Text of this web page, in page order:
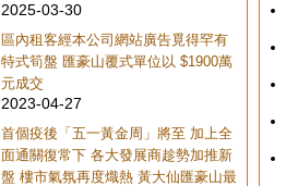
2025-03-30
區內租客經本公司網站廣告覓得罕有
特式筍盤 匯豪山覆式單位以 $1900萬
元成交
2023-04-27
首個疫後「五一黃金周」將至 加上全
面通關復常下 各大發展商趁勢加推新
盤 樓市氣氛再度熾熱 黃大仙匯豪山最